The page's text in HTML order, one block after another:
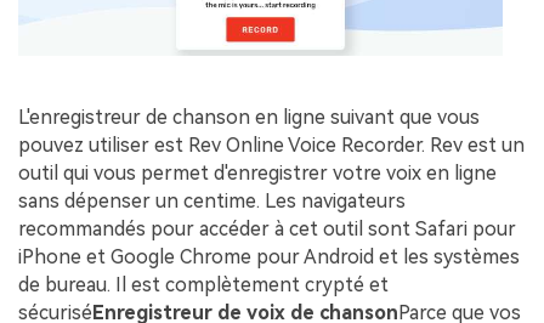
L'enregistreur de chanson en ligne suivant que vous
pouvez utiliser est Rev Online Voice Recorder. Rev est un
outil qui vous permet d'enregistrer votre voix en ligne
sans dépenser un centime. Les navigateurs
recommandés pour accéder à cet outil sont Safari pour
iPhone et Google Chrome pour Android et les systèmes
de bureau. Il est complètement crypté et
sécuriséEnregistreur de voix de chansonParce que vos